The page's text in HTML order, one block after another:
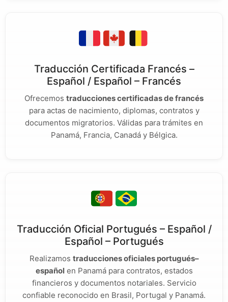
Traducción Certificada Francés –
Español / Español – Francés
Ofrecemos traducciones certificadas de francés
para actas de nacimiento, diplomas, contratos y
documentos migratorios. Válidas para trámites en
Panamá, Francia, Canadá y Bélgica.
Traducción Oficial Portugués – Español /
Español – Portugués
Realizamos traducciones oficiales portugués–
españolen Panamá para contratos, estados
financieros y documentos notariales. Servicio
confiable reconocido en Brasil, Portugal y Panamá.